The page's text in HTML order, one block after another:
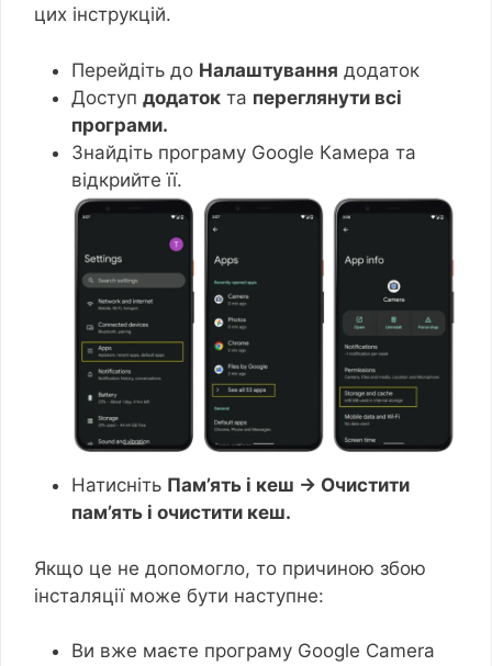
цих інструкцій.
Перейдіть до Налаштування додаток
Доступ додаток та переглянути всі
програми.
Знайдіть програму Google Камера та
відкрийте її.
Натисніть Пам’ять і кеш → Очистити
пам’ять і очистити кеш.
Якщо це не допомогло, то причиною збою
інсталяції може бути наступне:
Ви вже маєте програму Google Camera